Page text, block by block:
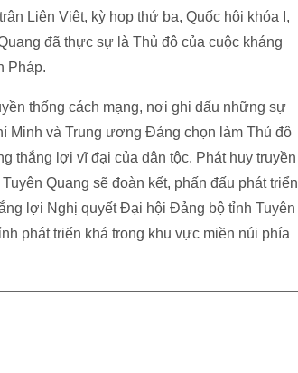
Liên Việt, kỳ họp thứ ba, Quốc hội khóa I,
đã thực sự là Thủ đô của cuộc kháng
Pháp.
thống cách mạng, nơi ghi dấu những sự
Minh và Trung ương Đảng chọn làm Thủ đô
thắng lợi vĩ đại của dân tộc. Phát huy truyền
Quang sẽ đoàn kết, phấn đấu phát triển
lợi Nghị quyết Đại hội Đảng bộ tỉnh Tuyên
phát triển khá trong khu vực miền núi phía